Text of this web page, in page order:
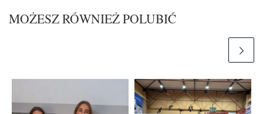
MOŻESZ RÓWNIEŻ POLUBIĆ